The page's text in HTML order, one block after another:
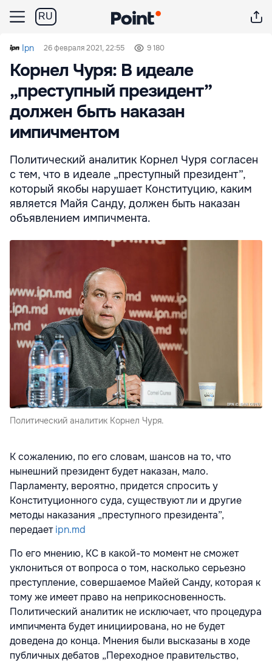
RU
Ipn 26 февраля 2021, 22:55 9 180
Корнел Чуря: В идеале
„преступный президент”
должен быть наказан
импичментом
Политический аналитик Корнел Чуря согласен
с тем, что в идеале „преступный президент”,
который якобы нарушает Конституцию, каким
является Майя Санду, должен быть наказан
объявлением импичмента.
Политический аналитик Корнел Чуря.
К сожалению, по его словам, шансов на то, что
нынешний президент будет наказан, мало.
Парламенту, вероятно, придется спросить у
Конституционного суда, существуют ли и другие
методы наказания „преступного президента”,
передаетipn.md
По его мнению, КС в какой-то момент не сможет
уклониться от вопроса о том, насколько серьезно
преступление, совершаемое Майей Санду, которая к
тому же имеет право на неприкосновенность.
Политический аналитик не исключает, что процедура
импичмента будет инициирована, но не будет
доведена до конца. Мнения были высказаны в ходе
публичных дебатов „Переходное правительство,